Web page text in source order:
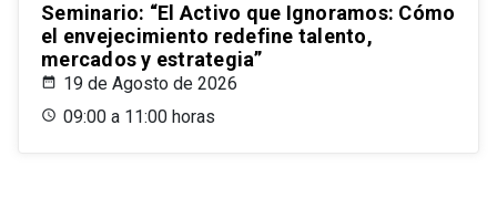
Seminario: “El Activo que Ignoramos: Cómo
el envejecimiento redefine talento,
mercados y estrategia”
19 de Agosto de 2026
09:00 a 11:00 horas